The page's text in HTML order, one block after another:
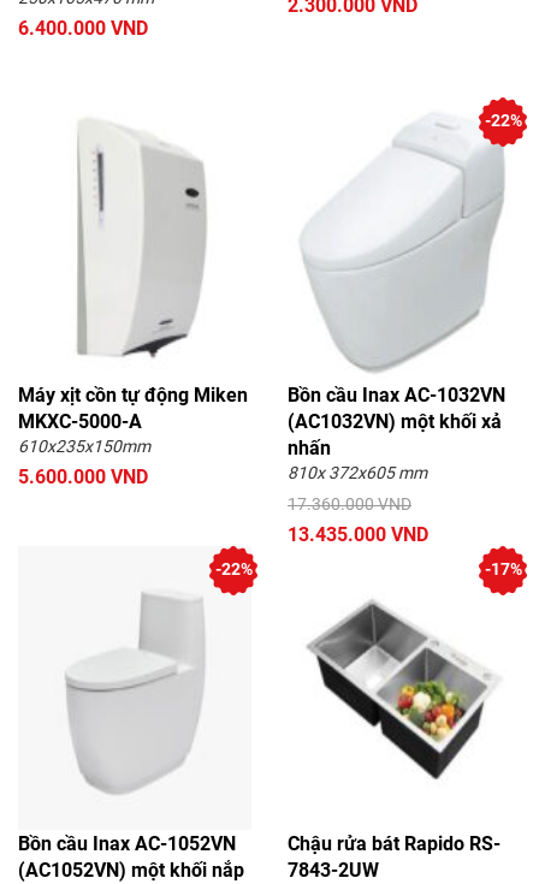
6.400.000 VND
2.300.000 VND
Máy xịt cồn tự động Miken
MKXC-5000-A
610x235x150mm
5.600.000 VND
Bồn cầu Inax AC-1032VN
(AC1032VN) một khối xả
nhấn
810x 372x605 mm
17.360.000 VND
13.435.000 VND
-22%
Bồn cầu Inax AC-1052VN
(AC1052VN) một khối nắp
-22%
Chậu rửa bát Rapido RS-
7843-2UW
-17%